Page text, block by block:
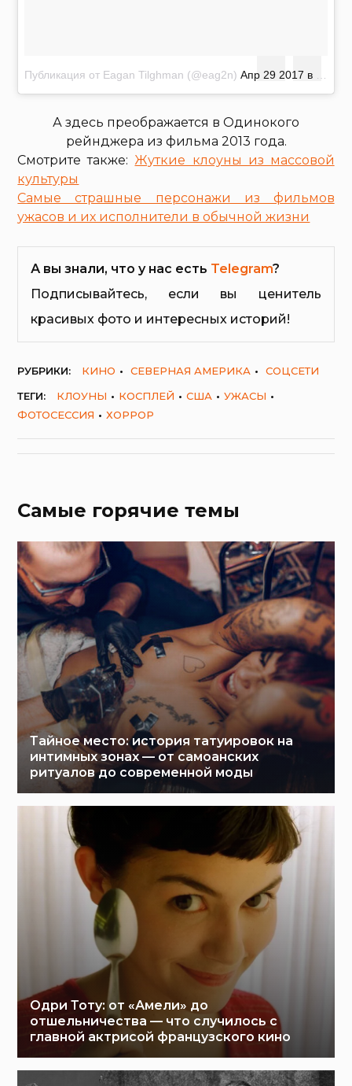
Публикация от Eagan Tilghman (@eag2n) Апр 29 2017 в 2:07 PDT
А здесь преображается в Одинокого
рейнджера из фильма 2013 года.
Смотрите также: Жуткие клоуны из массовой
культуры
Самые страшные персонажи из фильмов
ужасов и их исполнители в обычной жизни
А вы знали, что у нас есть Telegram?
Подписывайтесь, если вы ценитель
красивых фото и интересных историй!
РУБРИКИ: КИНО СЕВЕРНАЯ АМЕРИКА
СОЦСЕТИ
ТЕГИ:
КЛОУНЫ КОСПЛЕЙ США
УЖАСЫ
ФОТОСЕССИЯ
ХОРРОР
Самые горячие темы
Тайное место: история татуировок на
интимных зонах — от самоанских
ритуалов до современной моды
Одри Тоту: от «Амели» до
отшельничества — что случилось с
главной актрисой французского кино